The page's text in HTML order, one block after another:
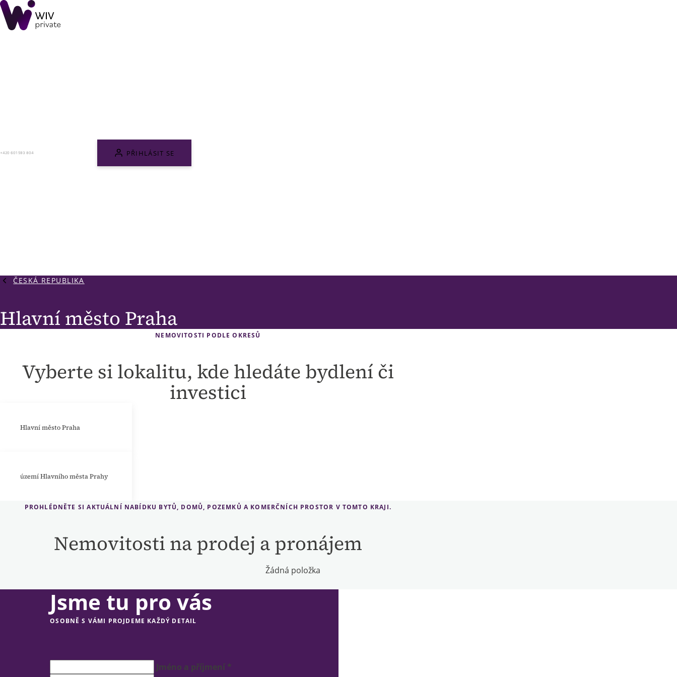
+420 601 593 804 PŘIHLÁSIT SE
ČESKÁ REPUBLIKA
Hlavní město Praha
NEMOVITOSTI PODLE OKRESŮ
Vyberte si lokalitu, kde hledáte bydlení či
investici
Hlavní město Praha
území Hlavního města Prahy
PROHLÉDNĚTE SI AKTUÁLNÍ NABÍDKU BYTŮ, DOMŮ, POZEMKŮ A KOMERČNÍCH PROSTOR V TOMTO KRAJI.
Nemovitosti na prodej a pronájem
Žádná položka
Jsme tu pro vás
OSOBNĚ S VÁMI PROJDEME KAŽDÝ DETAIL
Jméno a příjmení *